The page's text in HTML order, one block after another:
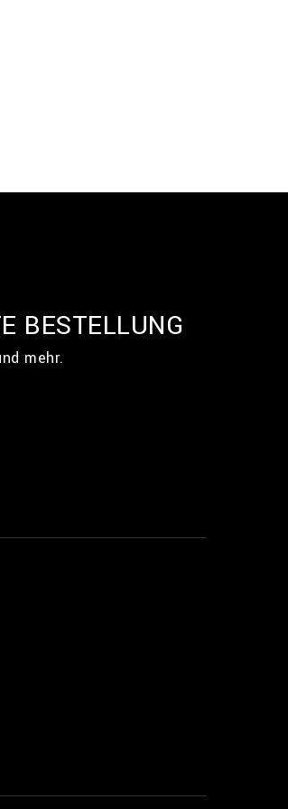
BESTELLUNG
mehr.